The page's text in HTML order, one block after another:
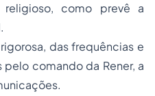
como prevê a
das frequências e
comando da Rener, a